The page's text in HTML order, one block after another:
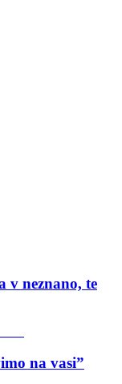
v neznano, te
na vasi”